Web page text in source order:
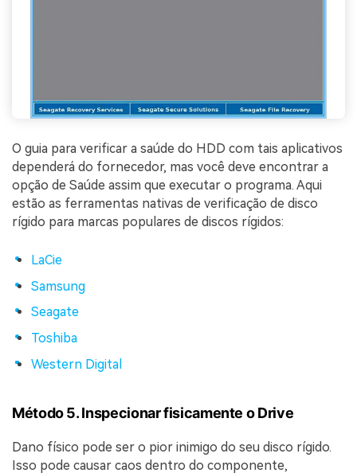
O guia para verificar a saúde do HDD com tais aplicativos
dependerá do fornecedor, mas você deve encontrar a
opção de Saúde assim que executar o programa. Aqui
estão as ferramentas nativas de verificação de disco
rígido para marcas populares de discos rígidos:
LaCie
Samsung
Seagate
Toshiba
Western Digital
Método 5. Inspecionar fisicamente o Drive
Dano físico pode ser o pior inimigo do seu disco rígido.
Isso pode causar caos dentro do componente,